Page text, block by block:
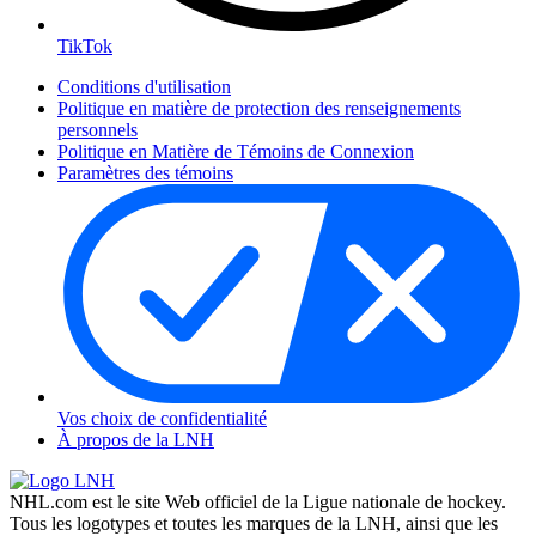
TikTok
Conditions d'utilisation
Politique en matière de protection des renseignements
personnels
Politique en Matière de Témoins de Connexion
Paramètres des témoins
Vos choix de confidentialité
À propos de la LNH
NHL.com est le site Web officiel de la Ligue nationale de hockey.
Tous les logotypes et toutes les marques de la LNH, ainsi que les